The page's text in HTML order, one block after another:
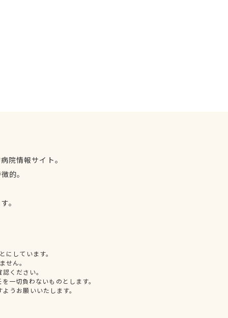
院情報サイト。
的。
。
しています。
せん。
ください。
一切負わないものとします。
うお願いいたします。